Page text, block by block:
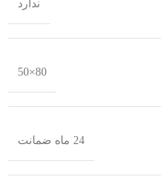
ندارد
80×50
24 ماه ضمانت